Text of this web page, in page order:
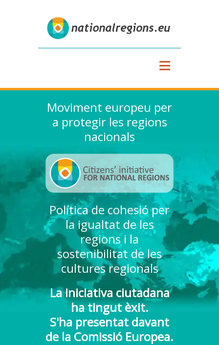
≡
Moviment europeu per
a protegir les regions
nacionals
Política de cohesió per
la igualtat de les
regions i la
sostenibilitat de les
cultures regionals
La iniciativa ciutadana
ha tingut èxit.
S'ha presentat davant
de la Comissió Europea.